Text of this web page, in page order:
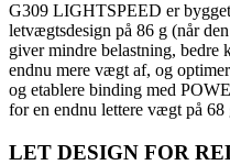
G309 LIGHTSPEED er
letvægtsdesign på 86 g (når
giver mindre belastning,
endnu mere vægt af, og
og etablere binding med
for en endnu lettere vægt på 68
LET DESIGN FOR